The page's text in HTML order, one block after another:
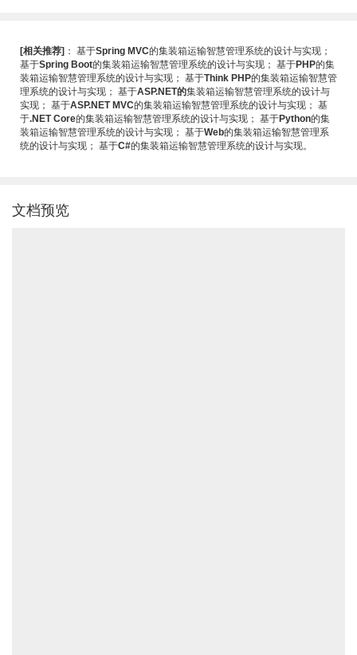
[相关推荐] ： 基于Spring MVC的集装箱运输智慧管理系统的设计与实现 ；
基于Spring Boot的集装箱运输智慧管理系统的设计与实现 ； 基于PHP的集
装箱运输智慧管理系统的设计与实现 ； 基于Think PHP的集装箱运输智慧管
理系统的设计与实现 ； 基于ASP.NET的集装箱运输智慧管理系统的设计与
实现 ； 基于ASP.NET MVC的集装箱运输智慧管理系统的设计与实现 ； 基
于.NET Core的集装箱运输智慧管理系统的设计与实现 ； 基于Python的集
装箱运输智慧管理系统的设计与实现 ； 基于Web的集装箱运输智慧管理系
统的设计与实现 ； 基于C#的集装箱运输智慧管理系统的设计与实现。
文档预览